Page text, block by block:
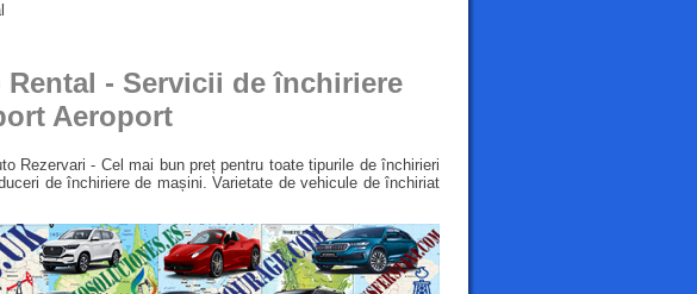
- Servicii de închiriere
Aeroport
Rezervari - Cel mai bun preț pentru toate tipurile de închirieri
de închiriere de mașini. Varietate de vehicule de închiriat